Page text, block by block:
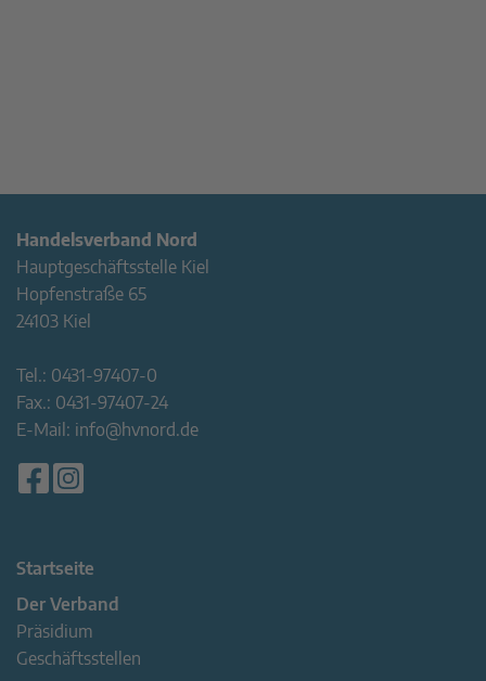
Handelsverband Nord
Hauptgeschäftsstelle Kiel
Hopfenstraße 65
24103 Kiel
Tel.: 0431-97407-0
Fax.: 0431-97407-24
E-Mail: info@hvnord.de
Startseite
Der Verband
Präsidium
Geschäftsstellen